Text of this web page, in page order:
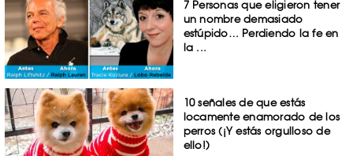
7 Personas que eligieron tener
un nombre demasiado
estúpido… Perdiendo la fe en
la ...
10 señales de que estás
locamente enamorado de los
perros (¡Y estás orgulloso de
ello!)